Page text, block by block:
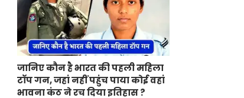
जानिए कौन है भारत की पहली महिला
टॉप गन, जहां नहीं पहुंच पाया कोई वहां
भावना कंठ ने रच दिया इतिहास ?